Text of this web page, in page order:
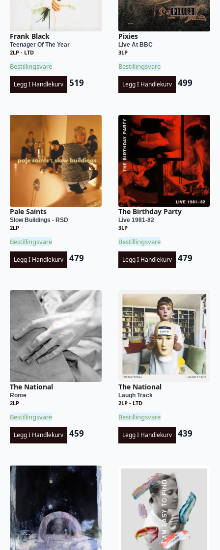
Frank Black
Teenager Of The Year
2LP - LTD
Bestillingsvare
Legg I Handlekurv 519
Pixies
Live At BBC
3LP
Bestillingsvare
Legg I Handlekurv 499
Pale Saints
Slow Buildings - RSD
2LP
Bestillingsvare
Legg I Handlekurv 479
The Birthday Party
Live 1981-82
3LP
Bestillingsvare
Legg I Handlekurv 479
The National
Rome
2LP
Bestillingsvare
Legg I Handlekurv 459
The National
Laugh Track
2LP - LTD
Bestillingsvare
Legg I Handlekurv 439